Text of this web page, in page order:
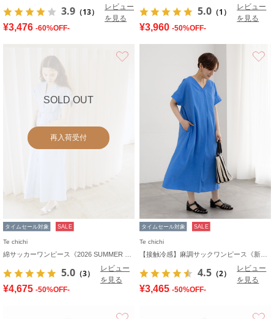
3.9 （13）
レビュー
を見る
¥3,476 -60%OFF-
5.0 （1）
レビュー
を見る
¥3,960 -50%OFF-
SOLD OUT
再入荷受付
タイムセール対象 SALE
Te chichi
5.0 （3）
レビュー
を見る
¥4,675 -50%OFF-
タイムセール対象 SALE
Te chichi
4.5 （2）
レビュー
を見る
¥3,465 -50%OFF-